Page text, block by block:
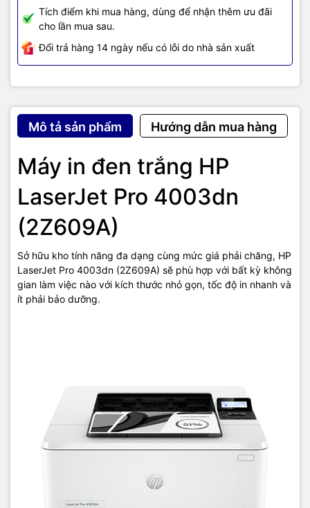
Tích điểm khi mua hàng, dùng để nhận thêm ưu đãi
cho lần mua sau.
Đổi trả hàng 14 ngày nếu có lỗi do nhà sản xuất
Mô tả sản phẩm Hướng dẫn mua hàng
Máy in đen trắng HP
LaserJet Pro 4003dn
(2Z609A)
Sở hữu kho tính năng đa dạng cùng mức giá phải chăng, HP
LaserJet Pro 4003dn (2Z609A) sẽ phù hợp với bất kỳ không
gian làm việc nào với kích thước nhỏ gọn, tốc độ in nhanh và
ít phải bảo dưỡng.
như tivi, tủ lạnh, máy giặt, máy hút ẩm... cùng nhiều thiết bị
công nghệ khác.
cam kết mang đến sản phẩm chính
doanh nghiệp cũng như gia đình và cá nhân.